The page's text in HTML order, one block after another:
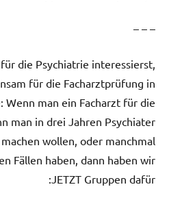
– – –
die Psychiatrie interessierst,
für die Facharztprüfung in
Wenn man ein Facharzt für die
man in drei Jahren Psychiater
wollen, oder manchmal
Fällen haben, dann haben wir
JETZT Gruppen dafür: